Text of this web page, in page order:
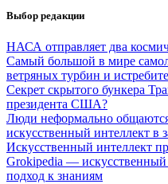
Выбор редакции
НАСА отправляет два
Самый большой в мире
ветряных турбин и
Секрет скрытого бункера
президента США?
Люди неформально
искусственный интеллект в
Искусственный интеллект
Grokipedia —
подход к знаниям